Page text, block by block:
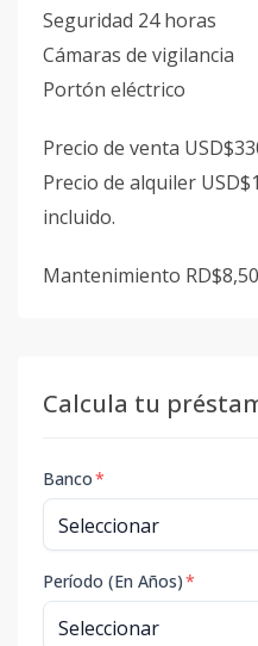
Seguridad 24 horas
Cámaras de vigilancia
Portón eléctrico
Precio de venta
Precio de alquiler
incluido.
Mantenimiento
Calcula tu
Banco*
Período (En Años)*